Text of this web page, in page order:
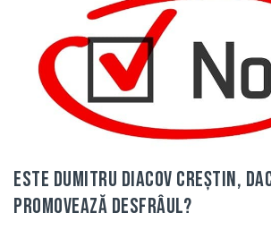
Este Dumitru Diacov creştin,
promovează desfrâul?